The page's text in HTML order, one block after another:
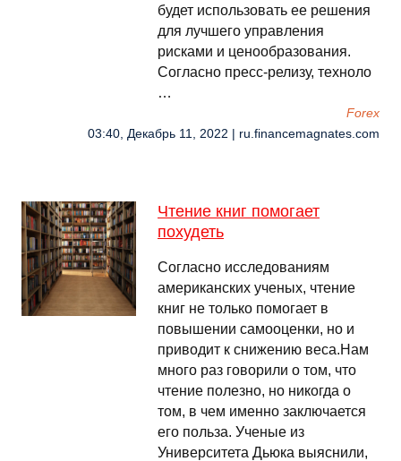
будет использовать ее решения
для лучшего управления
рисками и ценообразования.
Согласно пресс-релизу, техноло
…
Forex
03:40, Декабрь 11, 2022 | ru.financemagnates.com
Чтение книг помогает
похудеть
Согласно исследованиям
американских ученых, чтение
книг не только помогает в
повышении самооценки, но и
приводит к снижению веса.Нам
много раз говорили о том, что
чтение полезно, но никогда о
том, в чем именно заключается
его польза. Ученые из
Университета Дьюка выяснили,